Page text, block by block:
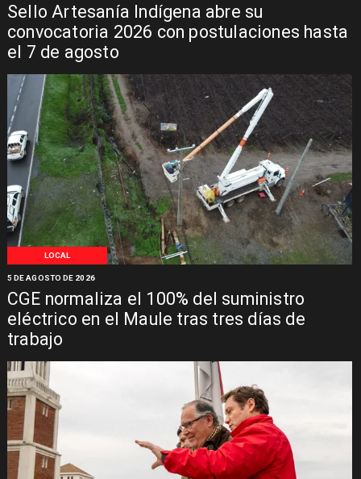
Sello Artesanía Indígena abre su
convocatoria 2026 con postulaciones hasta
el 7 de agosto
LOCAL
CGE normaliza el 100% del suministro
eléctrico en el Maule tras tres días de
trabajo
5 DE AGOSTO DE 2026